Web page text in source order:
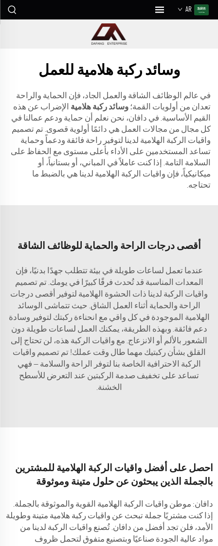
AR
وسائد ركبة هلامية للعمل
في عالم الوظائف الشاقة والعمل الجاد، فإن الحماية والراحة
تعدان من أولويات القمة؛ وسائد ركبة هلامية
الإضراب عن هذه
القيم الأساسية. في دافان، نحن نعلم أن حماية ودعم عمالنا في
كل مجال من مجالات العمل هي دائمًا أولوية قصوى. تم تصميم
واقيات الركبة الهلامية لدينا لتوفير راحة فائقة ودعماً وحماية
تساعد المستخدمين على الأداء بأعلى مستوى مع الحفاظ على
السلامة التامة. إذا كنت عاملاً في المباني، أو بستانياً، أو
ميكانيكياً، فإن واقيات الركبة الهلامية لدينا هي بالضبط ما
تحتاجه.
أقصى درجات الراحة والحماية للوظائف الشاقة
عندما تعمل لساعات طويلة في بيئة تتطلب جهدًا بدنيًا، فإن
المعدات المناسبة قد تُحدث فرقًا كبيرًا في يومك. تم تصميم
واقيات الركبة لدينا ذات الحشوة الهلامية لتوفير أقصى درجات
الراحة والحماية أثناء العمل الشاق. حيث تتماشى الوسائد
الهلامية الموجودة في كل واقي مع انحناءة ركبتك لتوفير وسادة
دعم فائقة. وبهذه الطريقة، يمكنك العمل لساعات طويلة دون
الشعور بالألم أو الانزعاج. مع واقيات الركبة هذه، لن تحتاج إلى
القلق بشأن ركبتيك مهما طال وقت عملك! تم تصميم واقيات
الركبة الاحترافية الخاصة بنا لتوفر الراحة والسلامة — فهي
تساعد على تخفيف صدمة الركبتين عند التعرض للأسطح
الخشنة.
احصل على أفضل واقيات الركبة الهلامية للمشترين
بالجملة الذين يبحثون عن حلول متينة وموثوقة
دافان: موطن واقيات الركبة الهلامية القوية والموثوقة بالجملة.
إذا كنت مشتريًا جملة تبحث عن واقيات ركبة هلامية متينة وطويلة
الأمد، فلن تجد أفضل من دافان. تُصنع واقيات الركبة لدينا من
مواد عالية الجودة صناعيًا وبتصنيع متفوق لتحمل ظروف